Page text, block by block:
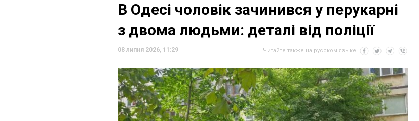
В Одесі чоловік зачинився у перукарні
з двома людьми: деталі від поліції
08 липня 2026, 11:29 Читайте также на русском языке